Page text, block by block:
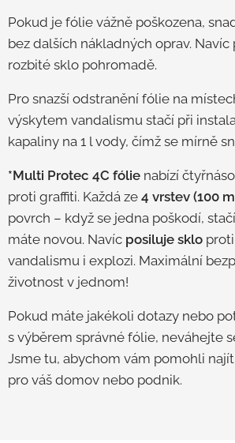
Pokud je fólie vážně poškozena,
bez dalších nákladných oprav. Navíc
rozbité sklo pohromadě.
Pro snazší odstranění fólie na
výskytem vandalismu stačí při
kapaliny na 1 l vody, čímž se mírně
*Multi Protec 4C fólie nabízí
proti graffiti. Každá ze 4 vrstev (100
povrch – když se jedna poškodí,
máte novou. Navíc posiluje sklo
vandalismu i explozi. Maximální
životnost v jednom!
Pokud máte jakékoli dotazy nebo
s výběrem správné fólie, neváhejte
Jsme tu, abychom vám pomohli
pro váš domov nebo podnik.